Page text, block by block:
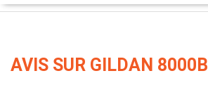
AVIS SUR GILDAN 8000B